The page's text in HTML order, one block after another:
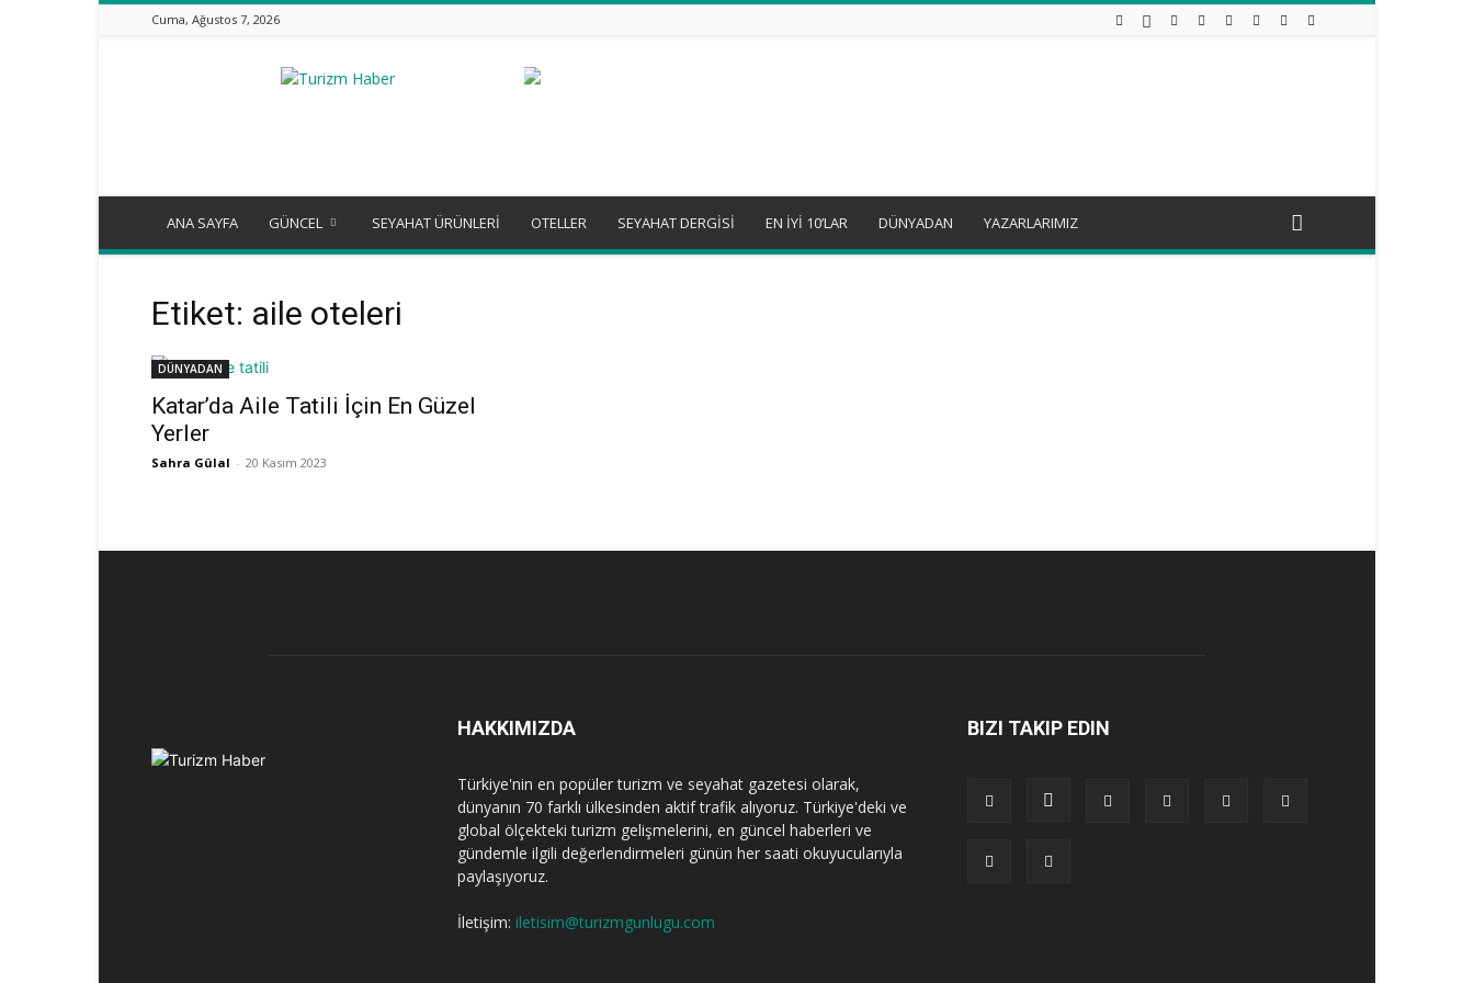
Cuma, Ağustos 7, 2026
Turizm
ANA SAYFA GÜNCEL SEYAHAT ÜRÜNLERİ OTELLER SEYAHAT DERGİSİ EN İYİ 10’LAR DÜNYADAN YAZARLARIMIZ
Etiket: aile oteleri
DÜNYADAN
Katar’da Aile Tatili İçin En Güzel
Yerler
Sahra Gülal - 20 Kasım 2023
HAKKIMIZDA
Türkiye'nin en popüler turizm ve seyahat gazetesi olarak,
dünyanın 70 farklı ülkesinden aktif trafik alıyoruz. Türkiye'deki ve
global ölçekteki turizm gelişmelerini, en güncel haberleri ve
gündemle ilgili değerlendirmeleri günün her saati okuyucularıyla
paylaşıyoruz.
İletişim: iletisim@turizmgunlugu.com
BIZI TAKIP EDIN